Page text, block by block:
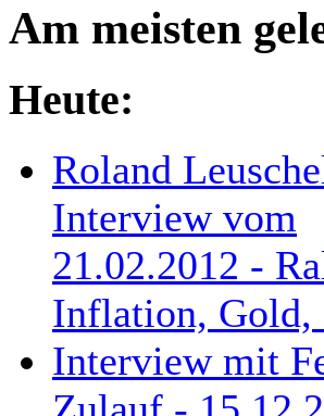
Am meisten
Heute:
Roland
Interview vom
21.02.2012 -
Inflation, Gold,
Interview mit